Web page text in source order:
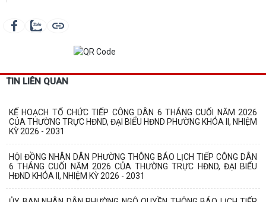
TIN LIÊN QUAN
KẾ HOẠCH TỔ CHỨC TIẾP CÔNG DÂN 6 THÁNG CUỐI NĂM 2026
CỦA THƯỜNG TRỰC HĐND, ĐẠI BIỂU HĐND PHƯỜNG KHÓA II, NHIỆM
KỲ 2026 - 2031
HỘI ĐỒNG NHÂN DÂN PHƯỜNG THÔNG BÁO LỊCH TIẾP CÔNG DÂN
6 THÁNG CUỐI NĂM 2026 CỦA THƯỜNG TRỰC HĐND, ĐẠI BIỂU
HĐND KHÓA II, NHIỆM KỲ 2026 - 2031